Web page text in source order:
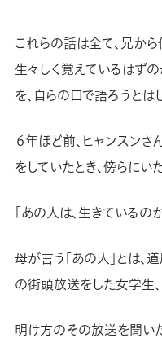
これらの話は全て、兄か
生々しく覚えているはず
を、自らの口で語ろうとは
６年ほど前、ヒャンスン
をしていたとき、傍らにい
「あの人は、生きているの
母が言う「あの人」とは
の街頭放送をした女学生、
明け方のその放送を聞い